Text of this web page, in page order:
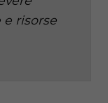
risorse